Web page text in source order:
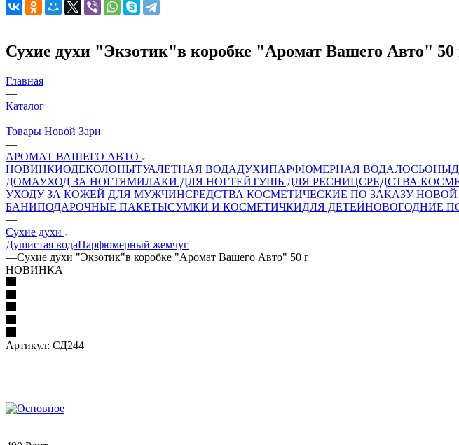
Сухие духи "Экзотик"в коробке "Аромат Вашего Авто" 50
Главная
—
Каталог
—
Товары Новой Зари
—
АРОМАТ ВАШЕГО АВТО
НОВИНКИОДЕКОЛОНЫТУАЛЕТНАЯ ВОДАДУХИПАРФЮМЕРНАЯ ВОДАЛОСЬОНЫ
ДОМАУХОД ЗА НОГТЯМИЛАКИ ДЛЯ НОГТЕЙТУШЬ ДЛЯ РЕСНИЦСРЕДСТВА
УХОДУ ЗА КОЖЕЙ ДЛЯ МУЖЧИНСРЕДСТВА КОСМЕТИЧЕСКИЕ ПО ЗАКАЗУ НОВОЙ
БАНИПОДАРОЧНЫЕ ПАКЕТЫСУМКИ И КОСМЕТИЧКИДЛЯ ДЕТЕЙНОВОГОДНИЕ
—
Сухие духи
Душистая водаПарфюмерный жемчуг
—Сухие духи "Экзотик"в коробке "Аромат Вашего Авто" 50 г
НОВИНКА
Артикул: СД244